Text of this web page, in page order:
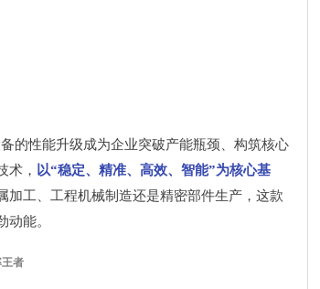
的性能升级成为企业突破产能瓶颈、构筑核心
术， 以“稳定、精准、高效、智能”为核心基
加工、工程机械制造还是精密部件生产，这款
能。
者